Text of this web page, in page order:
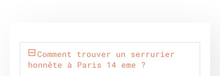
Comment trouver un serrurier
honnête à Paris 14 eme ?